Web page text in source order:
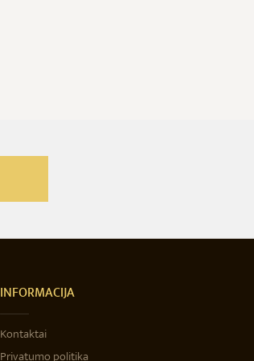
INFORMACIJA
Kontaktai
Privatumo politika